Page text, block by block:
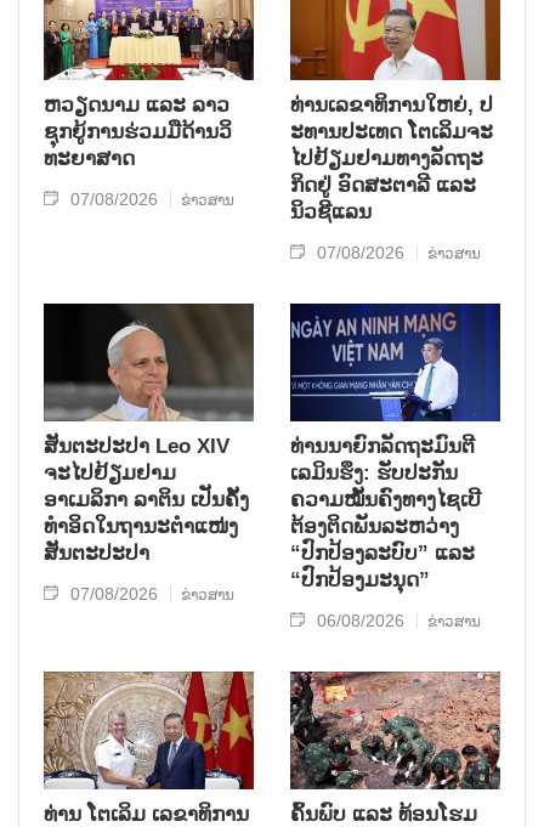
ຫວຽດ​ນາມ ແລະ ລາວ​
ຊຸກ​ຍູ້​ການ​ຮ່ວມ​ມື​ດ້ານວ​ິ​
ທະ​ຍາ​ສາດ
07/08/2026 ຂ່າວສານ
ທ່ານ​ເລ​ຂາ​ທິ​ການ​ໃຫຍ່, ປ​
ະ​ທານ​ປະ​ເທດ ໂຕ​ເລິມ​ຈະ​
ໄປ​ຢ້ຽມ​ຢາມ​ທາງ​ລັດ​ຖະ​
ກິດ​ຢູ່ ອົດ​ສະ​ຕາ​ລີ ແລະ
ນິວ​ຊີ​ແລນ
07/08/2026 ຂ່າວສານ
ສັນຕະປະປາ Leo XIV
ຈະໄປຢ້ຽມຢາມ
ອາເມລິກາ ລາຕິນ ເປັນຄັ້ງ
ທຳອິດໃນຖານະຕຳແໜ່ງ
ສັນຕະປະປາ
07/08/2026 ຂ່າວສານ
ທ່ານນາຍົກລັດຖະມົນຕີ
ເລມິນຮຶງ: ຮັບປະກັນ
ຄວາມໝັ້ນຄົງທາງໄຊເບີ
ຕ້ອງຕິດພັນລະຫວ່າງ
“ປົກປ້ອງລະບົບ” ແລະ
“ປົກປ້ອງມະນຸດ”
06/08/2026 ຂ່າວສານ
ທ່ານ ໂຕ​ເລິມ ເລ​ຂາ​ທິ​ການ​
ຄົ້ນ​ພົບ ແລະ ທ້ອນ​ໂຮມ